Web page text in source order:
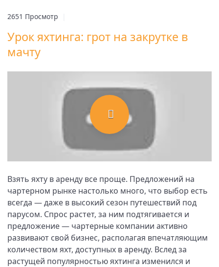
2651 Просмотр
Урок яхтинга: грот на закрутке в
мачту
Взять яхту в аренду все проще. Предложений на
чартерном рынке настолько много, что выбор есть
всегда — даже в высокий сезон путешествий под
парусом. Спрос растет, за ним подтягивается и
предложение — чартерные компании активно
развивают свой бизнес, располагая впечатляющим
количеством яхт, доступных в аренду. Вслед за
растущей популярностью яхтинга изменился и